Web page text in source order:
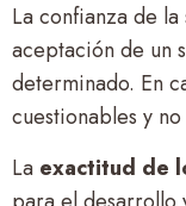
La confianza de
aceptación de un
determinado. En
cuestionables y no
La exactitud de